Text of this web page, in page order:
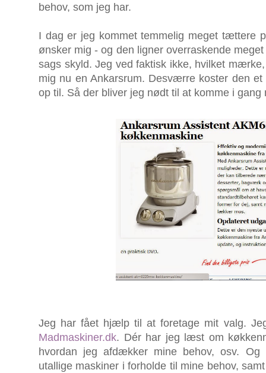
behov, som jeg har.
I dag er jeg kommet temmelig meget tættere
ønsker mig - og den ligner overraskende
sags skyld. Jeg ved faktisk ikke, hvilket
mig nu en Ankarsrum. Desværre koster den
op til. Så der bliver jeg nødt til at komme i gang
Jeg har fået hjælp til at foretage mit valg.
Madmaskiner.dk. Dér har jeg læst om
hvordan jeg afdækker mine behov, osv. Og
utallige maskiner i forholde til mine behov,